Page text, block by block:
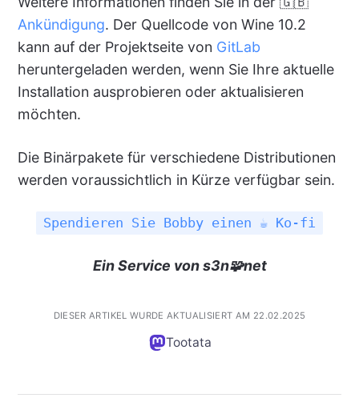
Ankündigung. Der Quellcode von Wine 10.2
kann auf der Projektseite von GitLab
heruntergeladen werden, wenn Sie Ihre aktuelle
Installation ausprobieren oder aktualisieren
möchten.
Die Binärpakete für verschiedene Distributionen
werden voraussichtlich in Kürze verfügbar sein.
Spendieren Sie Bobby einen ☕ Ko-fi
Ein Service von s3n🧩net
DIESER ARTIKEL WURDE AKTUALISIERT AM 22.02.2025
Tootata